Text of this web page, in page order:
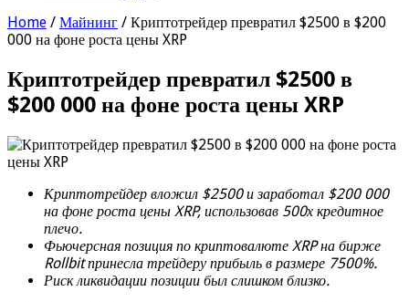
Home / Майнинг / Криптотрейдер превратил $2500 в $200
000 на фоне роста цены XRP
Криптотрейдер превратил $2500 в
$200 000 на фоне роста цены XRP
Криптотрейдер вложил $2500 и заработал $200 000
на фоне роста цены XRP, использовав 500х кредитное
плечо.
Фьючерсная позиция по криптовалюте XRP на бирже
Rollbit принесла трейдеру прибыль в размере 7500%.
Риск ликвидации позиции был слишком близко.